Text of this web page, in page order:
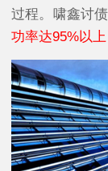
过程。啸鑫讨
功率达95%以上